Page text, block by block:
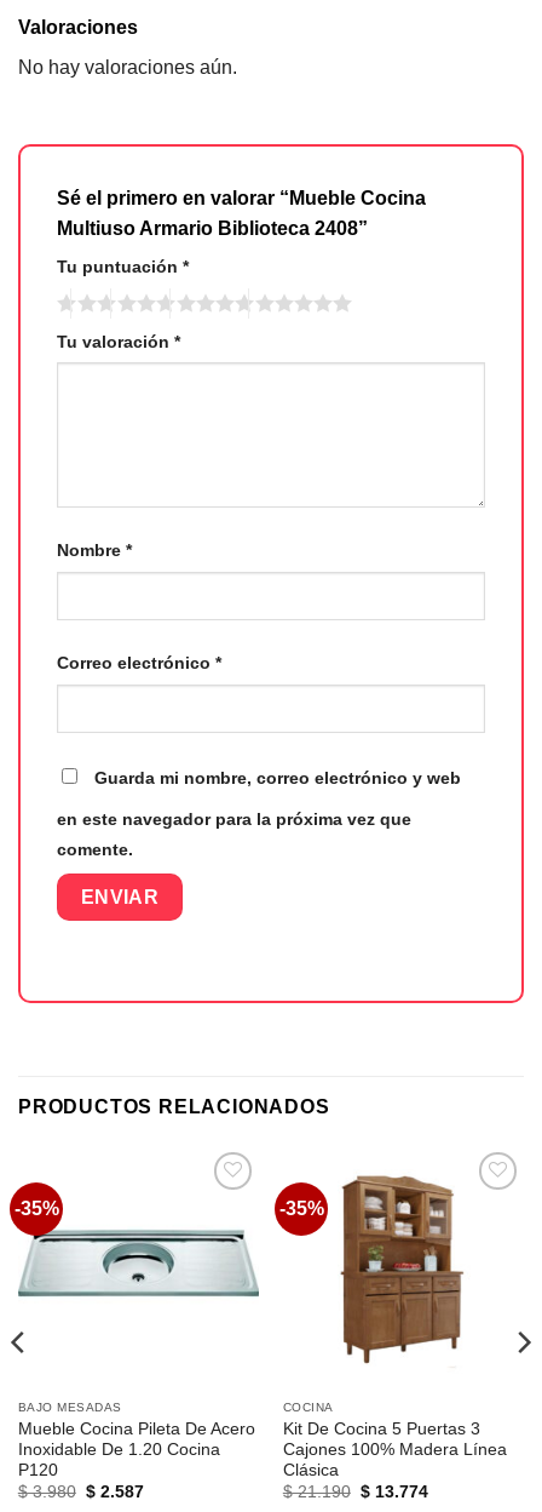
Valoraciones
No hay valoraciones aún.
Sé el primero en valorar “Mueble Cocina
Multiuso Armario Biblioteca 2408”
Tu puntuación *
Tu valoración *
Nombre *
Correo electrónico *
Guarda mi nombre, correo electrónico y web
en este navegador para la próxima vez que
comente.
PRODUCTOS RELACIONADOS
-35%
BAJO MESADAS
Mueble Cocina Pileta De Acero
Inoxidable De 1.20 Cocina
P120
$3.980 El
$2.587El
-35%
COCINA
Kit De Cocina 5 Puertas 3
Cajones 100% Madera Línea
Clásica
$21.190 El
$13.774El